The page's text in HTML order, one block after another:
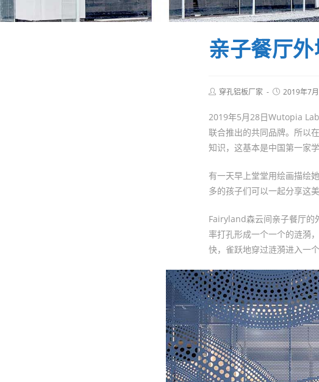
亲子餐厅
Post穿孔铝板厂家
Post2019年7
2019年5月28日Wutopia
联合推出的共同品牌。所以
知识，这基本是中国第一家
有一天早上堂堂用绘画描绘
多的孩子们可以一起分享这
Fairyland森云间亲子餐厅的
率打孔形成一个一个的涟漪
快，雀跃地穿过涟漪进入一